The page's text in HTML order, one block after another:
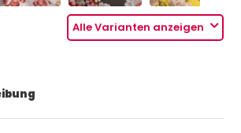
Alle Varianten anzeigen